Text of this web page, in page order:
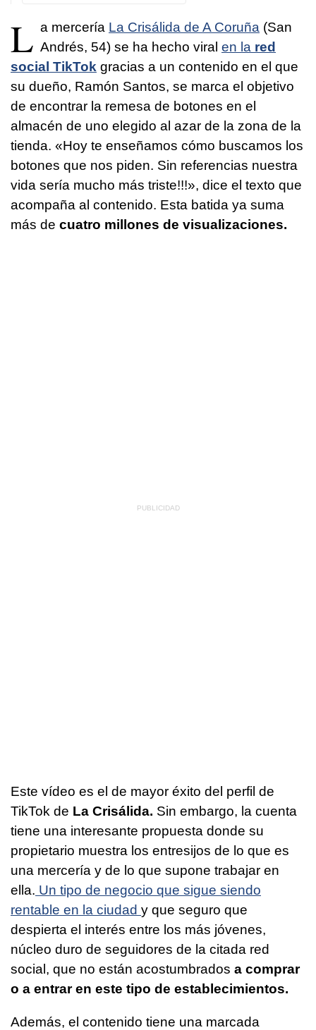
L a mercería La Crisálida de A Coruña (San
Andrés, 54) se ha hecho viral en la red
social TikTok gracias a un contenido en el que
su dueño, Ramón Santos, se marca el objetivo
de encontrar la remesa de botones en el
almacén de uno elegido al azar de la zona de la
tienda. «Hoy te enseñamos cómo buscamos los
botones que nos piden. Sin referencias nuestra
vida sería mucho más triste!!!», dice el texto que
acompaña al contenido. Esta batida ya suma
más de cuatro millones de visualizaciones.
Este vídeo es el de mayor éxito del perfil de
TikTok de La Crisálida. Sin embargo, la cuenta
tiene una interesante propuesta donde su
propietario muestra los entresijos de lo que es
una mercería y de lo que supone trabajar en
ella. Un tipo de negocio que sigue siendo
rentable en la ciudad y que seguro que
despierta el interés entre los más jóvenes,
núcleo duro de seguidores de la citada red
social, que no están acostumbrados a comprar
o a entrar en este tipo de establecimientos.
Además, el contenido tiene una marcada